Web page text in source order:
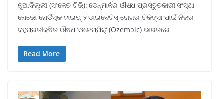
ନୂଆଦିଲ୍ଲୀ (ସଂକେତ ଟିଭି): ଡେନ୍ମାର୍କର ଔଷଧ ପ୍ରସ୍ତୁତକାରୀ ସଂସ୍ଥା
ନୋଭୋ ନୋର୍ଡିସ୍କ ଟାଇପ୍-୨ ଡାଇବେଟିସ୍ ରୋଗର ଚିକିତ୍ସା ପାଇଁ ନିଜର
ବହୁପ୍ରତୀକ୍ଷିତ ଔଷଧ ‘ଓଜେମ୍ପିକ୍’ (Ozempic) ଭାରତରେ
Read More